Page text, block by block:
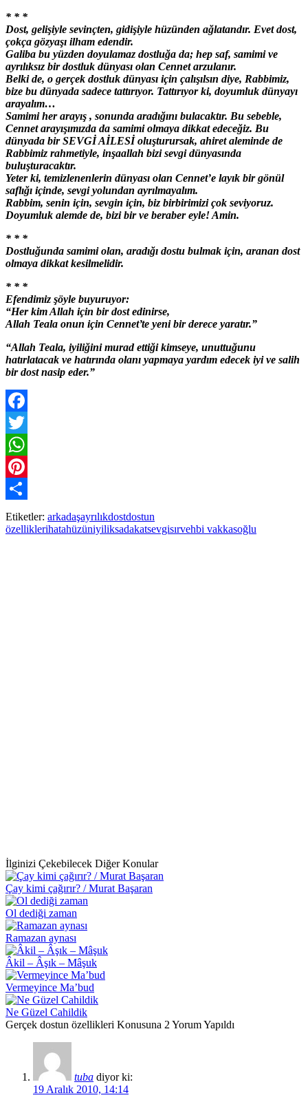
* * *
Dost, gelişiyle sevinçten, gidişiyle hüzünden ağlatandır. Evet dost,
çokça gözyaşı ilham edendir.
Galiba bu yüzden doyulamaz dostluğa da; hep saf, samimi ve
ayrılıksız bir dostluk dünyası olan Cennet arzulanır.
Belki de, o gerçek dostluk dünyası için çalışılsın diye, Rabbimiz,
bize bu dünyada sadece tattırıyor. Tattırıyor ki, doyumluk dünyayı
arayalım…
Samimi her arayış , sonunda aradığını bulacaktır. Bu sebeble,
Cennet arayışımızda da samimi olmaya dikkat edeceğiz. Bu
dünyada bir SEVGİ AİLESİ oluşturursak, ahiret aleminde de
Rabbimiz rahmetiyle, inşaallah bizi sevgi dünyasında
buluşturacaktır.
Yeter ki, temizlenenlerin dünyası olan Cennet’e layık bir gönül
saflığı içinde, sevgi yolundan ayrılmayalım.
Rabbim, senin için, sevgin için, biz birbirimizi çok seviyoruz.
Doyumluk alemde de, bizi bir ve beraber eyle! Amin.
* * *
Dostluğunda samimi olan, aradığı dostu bulmak için, aranan dost
olmaya dikkat kesilmelidir.
* * *
Efendimiz şöyle buyuruyor:
“Her kim Allah için bir dost edinirse,
Allah Teala onun için Cennet’te yeni bir derece yaratır.”
“Allah Teala, iyiliğini murad ettiği kimseye, unuttuğunu
hatırlatacak ve hatırında olanı yapmaya yardım edecek iyi ve salih
bir dost nasip eder.”
Facebook
Twitter
WhatsApp
Pinterest
Paylaş
Etiketler: arkadaşayrılıkdostdostun
özelliklerihatahüzüniyiliksadakatsevgisırvehbi vakkasoğlu
İlginizi Çekebilecek Diğer Konular
Çay kimi çağırır? / Murat Başaran
Ol dediği zaman
Ramazan aynası
Âkil – Âşık – Mâşuk
Vermeyince Ma’bud
Ne Güzel Cahildik
Gerçek dostun özellikleri Konusuna 2 Yorum Yapıldı
tuba diyor ki:
19 Aralık 2010, 14:14